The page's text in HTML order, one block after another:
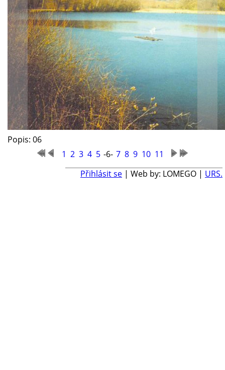
Popis: 06
1 2 3 4 5 -6- 7 8 9 10 11
Přihlásit se | Web by: LOMEGO | URS.